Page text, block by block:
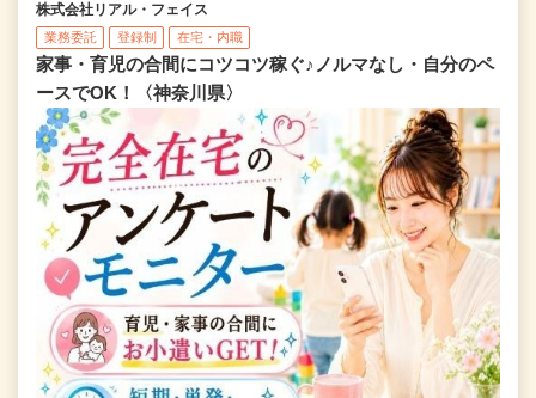
株式会社リアル・フェイス
業務委託 登録制 在宅・内職
家事・育児の合間にコツコツ稼ぐ♪ノルマなし・自分のペ
ースでOK！〈神奈川県〉